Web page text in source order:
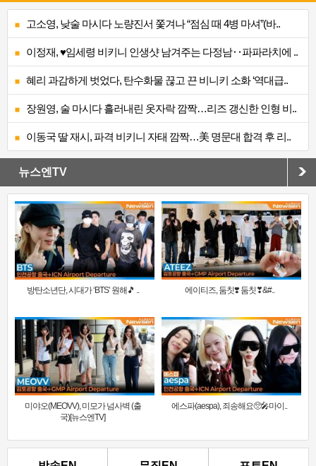
고소영, 낮술 마시다 노량진서 쫓겨나 “점심 때 4병 마셔”(바..
이정재, ♥임세령 비키니 인생샷 남겨주는 다정남‥파파라치에 ..
혜리 과감하게 벗었다, 탄수화물 끊고 끈 비니키 소화 ‘역대급..
장원영, 술 마시다 흘러내린 옷자락 깜짝…리즈 갱신한 인형 비..
이동국 딸 재시, 파격 비키니 자태 깜짝…美 명문대 합격 후 리..
뉴스엔TV
방탄소년단, 시대가 ‘BTS’ 원해🎵 .. 에이티즈, 둠칫❣️ 둠칫❣&#..
미야오(MEOVV), 미모가 넘사벽 (출
국)[뉴스엔TV]
에스파(aespa), 죄송해요🥺🎤마이..